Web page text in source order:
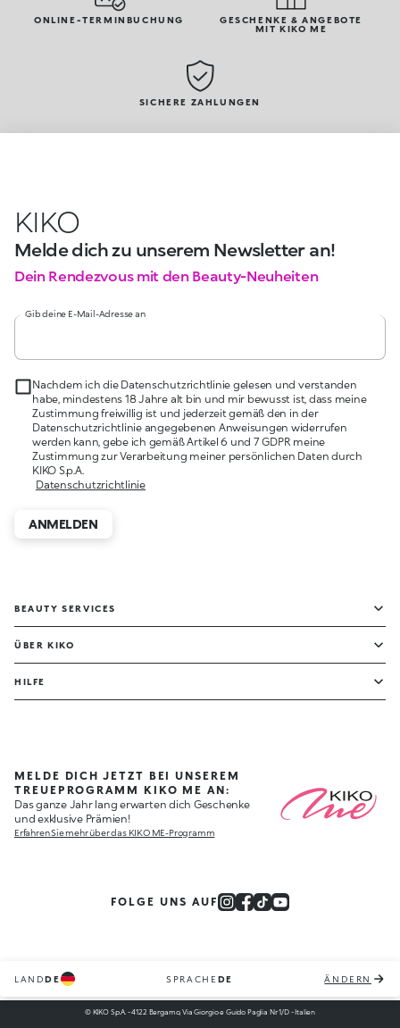
ONLINE-TERMINBUCHUNG
GESCHENKE & ANGEBOTE
MIT KIKO ME
SICHERE ZAHLUNGEN
KIKO
Melde dich zu unserem Newsletter an!
Dein Rendezvous mit den Beauty-Neuheiten
Gib deine E-Mail-Adresse an
Nachdem ich die Datenschutzrichtlinie gelesen und verstanden
habe, mindestens 18 Jahre alt bin und mir bewusst ist, dass meine
Zustimmung freiwillig ist und jederzeit gemäß den in der
Datenschutzrichtlinie angegebenen Anweisungen widerrufen
werden kann, gebe ich gemäß Artikel 6 und 7 GDPR meine
Zustimmung zur Verarbeitung meiner persönlichen Daten durch
KIKO S.p.A.
Datenschutzrichtlinie
ANMELDEN
BEAUTY SERVICES
ÜBER KIKO
HILFE
MELDE DICH JETZT BEI UNSEREM
TREUEPROGRAMM KIKO ME AN:
Das ganze Jahr lang erwarten dich Geschenke
und exklusive Prämien!
Erfahren Sie mehr über das KIKO ME-Programm
FOLGE UNS AUF
LANDDE SPRACHE DE ÄNDERN
© KIKO S.p.A. - 4122 Bergamo, Via Giorgio e Guido Paglia Nr. 1/D - Italien